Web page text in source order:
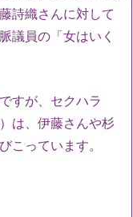
詩織さんに対して
議員の「女はいく
すが、セクハラ
は、伊藤さんや杉
こっています。